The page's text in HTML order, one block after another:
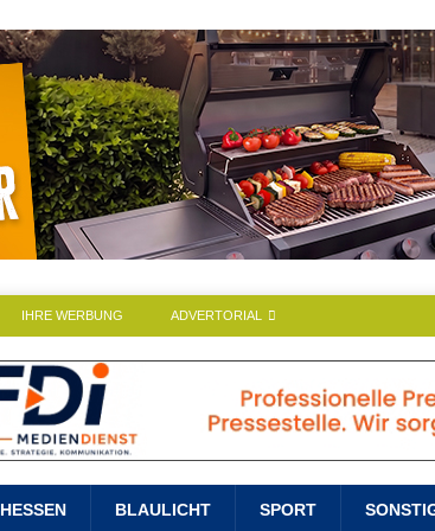
IHRE WERBUNG ADVERTORIAL
HESSEN BLAULICHT SPORT